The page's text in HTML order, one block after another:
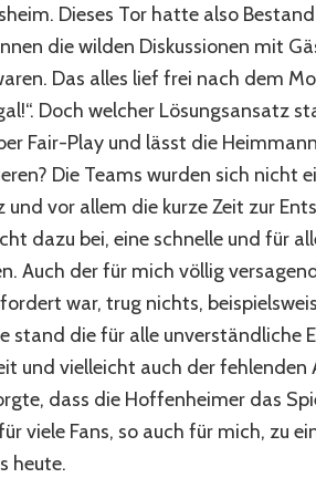
Dieses Tor hatte also
die wilden Diskussionen mit
Das alles lief frei nach dem
Doch welcher Lösungsansatz
Fair-Play und lässt die
Die Teams wurden sich nicht
und vor allem die kurze Zeit zur
dazu bei, eine schnelle und für
Auch der für mich völlig
war, trug nichts,
stand die für alle unverständliche
und vielleicht auch der
dass die Hoffenheimer das
viele Fans, so auch für mich, zu
heute.